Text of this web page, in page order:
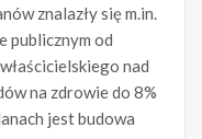
znalazły się m.in.
publicznym od
nad
na zdrowie do 8%
jest budowa